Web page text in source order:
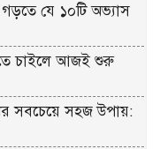
যে ১০টি অভ্যাস
চাইলে আজই শুরু
সবচেয়ে সহজ উপায়: